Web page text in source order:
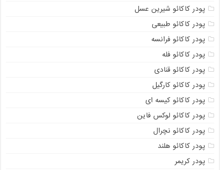
پودر کاکائو شیرین عسل
پودر کاکائو طبیعی
پودر کاکائو فرانسه
پودر کاکائو فله
پودر کاکائو قنادی
پودر کاکائو کارگیل
پودر کاکائو کیسه ای
پودر کاکائو لوکس فاین
پودر کاکائو نچرال
پودر کاکائو هلند
پودر کریمر